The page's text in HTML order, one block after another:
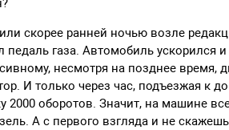
скорее ранней ночью возле
педаль газа. Автомобиль
несмотря на позднее время,
И только через час, подъезжая к
2000 оборотов. Значит, на машине
А с первого взгляда и не